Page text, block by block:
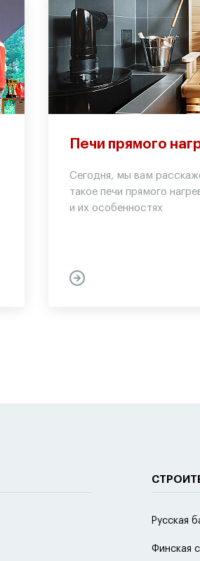
Печи прямого
Сегодня, мы вам
такое печи прямого
и их особенностях
Русская
Финская